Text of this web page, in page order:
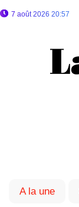
7 août 2026 20:57
A la une